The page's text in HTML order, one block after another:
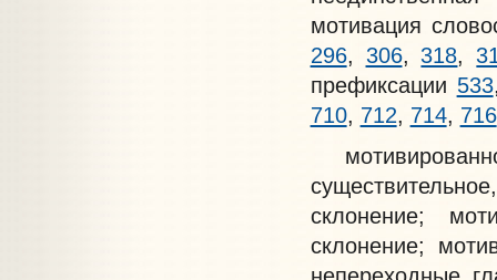
мотивация
296, 306,318,
префиксации 533
710, 712, 714, 716
склонение;
склонение;
непереходные